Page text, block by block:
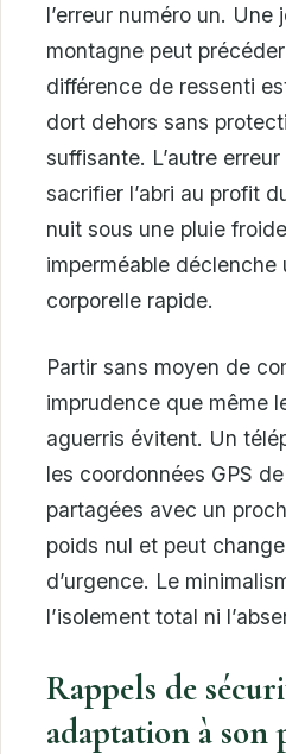
l’erreur numéro un. Une
montagne peut
différence de ressenti
dort dehors sans
suffisante. L’autre
sacrifier l’abri au profit
nuit sous une pluie
imperméable
corporelle rapide.
Partir sans moyen de
imprudence que même
aguerris évitent. Un
les coordonnées GPS
partagées avec un
poids nul et peut
d’urgence. Le
l’isolement total ni
Rappels de
adaptation à